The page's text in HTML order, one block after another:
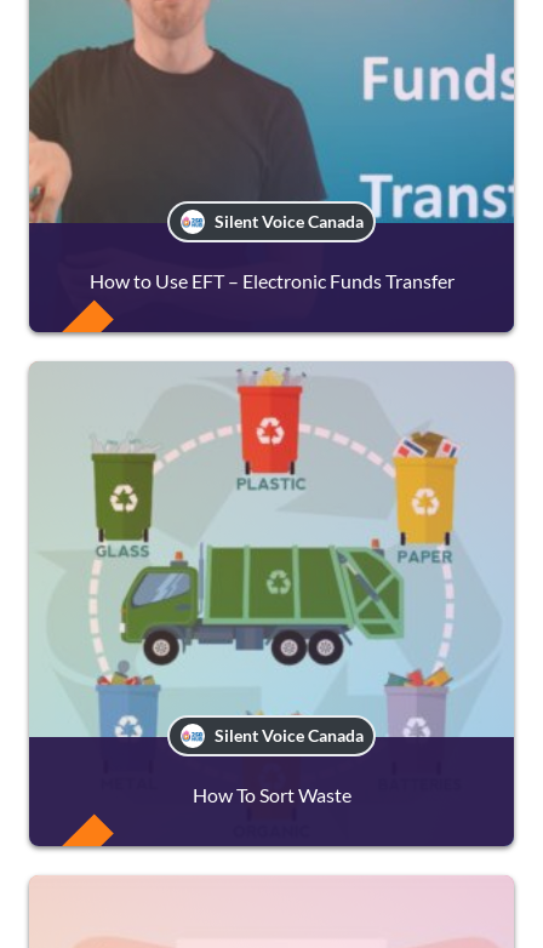
Silent Voice Canada
How to Use EFT – Electronic Funds Transfer
FREE
Silent Voice Canada
How To Sort Waste
FREE